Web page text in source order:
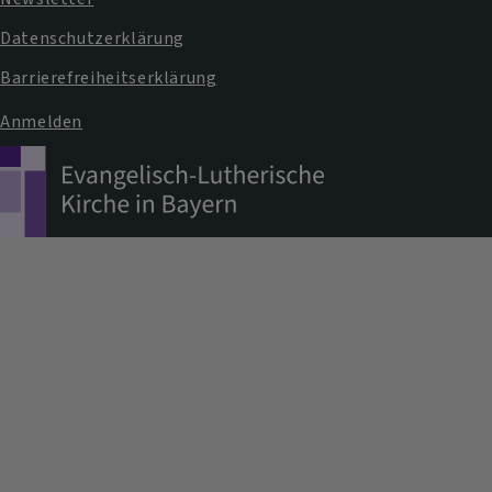
Datenschutzerklärung
Barrierefreiheitserklärung
Benutzermenü
Anmelden